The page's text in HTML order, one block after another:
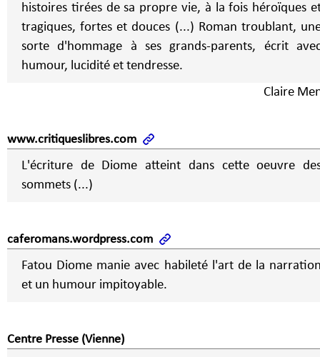
histoires tirées de sa propre vie, à la fois héroïques
tragiques, fortes et douces (...) Roman troublant,
sorte d'hommage à ses grands-parents, écrit
humour, lucidité et tendresse.
Claire
www.critiqueslibres.com
L'écriture de Diome atteint dans cette oeuvre
sommets (...)
caferomans.wordpress.com
Fatou Diome manie avec habileté l'art de la
et un humour impitoyable.
Centre Presse (Vienne)